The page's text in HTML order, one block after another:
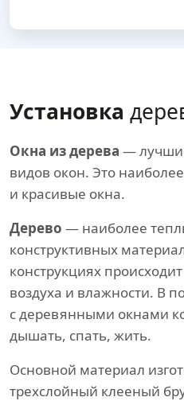
Установка
Окна из дерева —
видов окон. Это
и красивые окна.
Дерево — наиболее
конструктивных
конструкциях
воздуха и влажности. В
с деревянными окнами
дышать, спать, жить.
Основной материал
трехслойный клееный